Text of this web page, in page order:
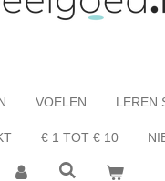
VOELEN LEREN
€ 1 TOT € 10